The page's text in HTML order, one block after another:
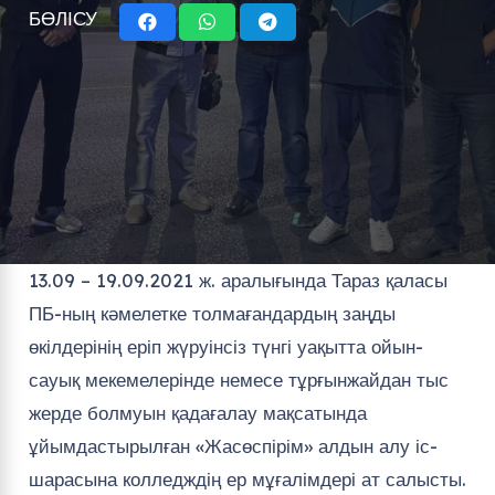
БӨЛІСУ
13.09 – 19.09.2021 ж. аралығында Тараз қаласы
ПБ-ның кәмелетке толмағандардың заңды
өкілдерінің еріп жүруінсіз түнгі уақытта ойын-
сауық мекемелерінде немесе тұрғынжайдан тыс
жерде болмуын қадағалау мақсатында
ұйымдастырылған «Жасөспірім» алдын алу іс-
шарасына колледждің ер мұғалімдері ат салысты.